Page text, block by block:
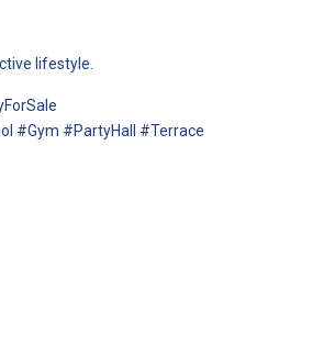
lifestyle.
#Gym #PartyHall #Terrace